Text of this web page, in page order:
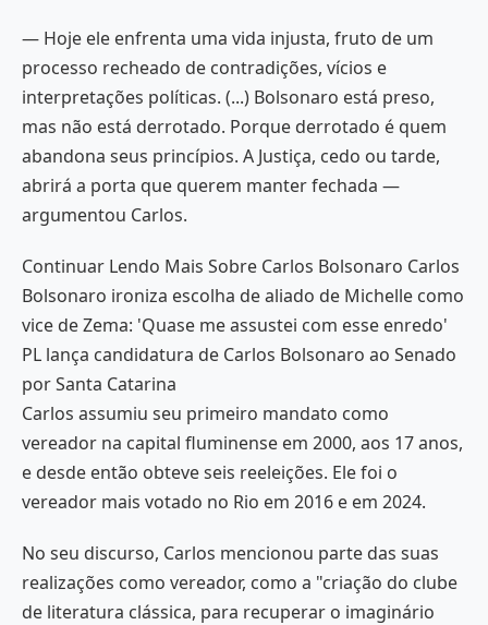
— Hoje ele enfrenta uma vida injusta, fruto de um
processo recheado de contradições, vícios e
interpretações políticas. (...) Bolsonaro está preso,
mas não está derrotado. Porque derrotado é quem
abandona seus princípios. A Justiça, cedo ou tarde,
abrirá a porta que querem manter fechada —
argumentou Carlos.
Continuar Lendo Mais Sobre Carlos Bolsonaro Carlos
Bolsonaro ironiza escolha de aliado de Michelle como
vice de Zema: 'Quase me assustei com esse enredo'
PL lança candidatura de Carlos Bolsonaro ao Senado
por Santa Catarina
Carlos assumiu seu primeiro mandato como
vereador na capital fluminense em 2000, aos 17 anos,
e desde então obteve seis reeleições. Ele foi o
vereador mais votado no Rio em 2016 e em 2024.
No seu discurso, Carlos mencionou parte das suas
realizações como vereador, como a "criação do clube
de literatura clássica, para recuperar o imaginário